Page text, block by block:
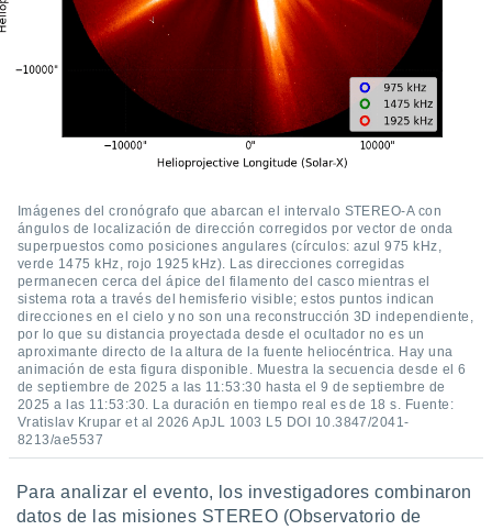
utilizar
contenido
medir el
de la
el
del
de
o a través
de
de
de
Imágenes del cronógrafo que abarcan el intervalo STEREO-A con
ángulos de localización de dirección corregidos por vector de onda
superpuestos como posiciones angulares (círculos: azul 975 kHz,
verde 1475 kHz, rojo 1925 kHz). Las direcciones corregidas
permanecen cerca del ápice del filamento del casco mientras el
sistema rota a través del hemisferio visible; estos puntos indican
direcciones en el cielo y no son una reconstrucción 3D independiente,
por lo que su distancia proyectada desde el ocultador no es un
aproximante directo de la altura de la fuente heliocéntrica. Hay una
animación de esta figura disponible. Muestra la secuencia desde el 6
de septiembre de 2025 a las 11:53:30 hasta el 9 de septiembre de
2025 a las 11:53:30. La duración en tiempo real es de 18 s. Fuente:
Vratislav Krupar et al 2026 ApJL 1003 L5 DOI 10.3847/2041-
8213/ae5537
Para analizar el evento, los investigadores combinaron
datos de las misiones STEREO (Observatorio de